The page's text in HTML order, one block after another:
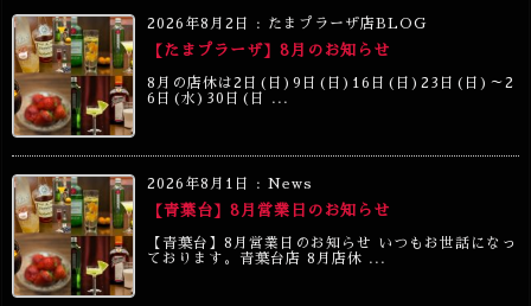
2026年8月2日 : たまプラーザ店BLOG
【たまプラーザ】8月のお知らせ
8月の店休は2日(日)9日(日)16日(日)23日(日)～2
6日(水)30日(日 ...
2026年8月1日 : News
【青葉台】8月営業日のお知らせ
【青葉台】8月営業日のお知らせ いつもお世話になっ
ております。青葉台店 8月店休 ...